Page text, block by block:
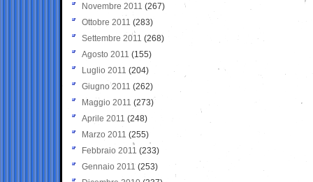
Novembre 2011 (267)
Ottobre 2011 (283)
Settembre 2011 (268)
Agosto 2011 (155)
Luglio 2011 (204)
Giugno 2011 (262)
Maggio 2011 (273)
Aprile 2011 (248)
Marzo 2011 (255)
Febbraio 2011 (233)
Gennaio 2011 (253)